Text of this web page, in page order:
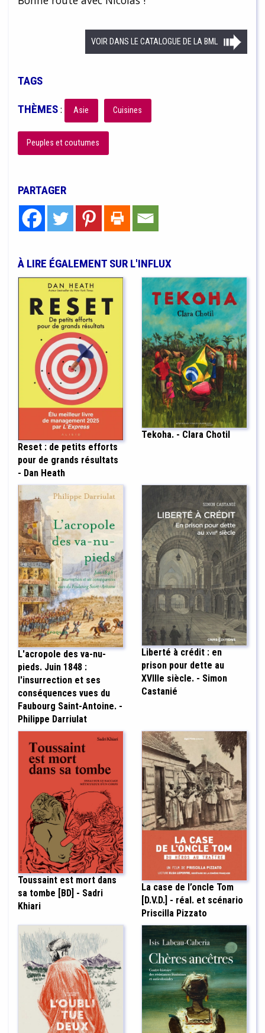
VOIR DANS LE CATALOGUE DE LA BML
TAGS
THÈMES: Asie Cuisines
Peuples et coutumes
PARTAGER
À LIRE ÉGALEMENT SUR L'INFLUX
Reset : de petits efforts
pour de grands résultats
- Dan Heath
Tekoha. - Clara Chotil
L'acropole des va-nu-
pieds. Juin 1848 :
l'insurrection et ses
conséquences vues du
Faubourg Saint-Antoine. -
Philippe Darriulat
Liberté à crédit : en
prison pour dette au
XVIIIe siècle. - Simon
Castanié
Toussaint est mort dans
sa tombe [BD] - Sadri
Khiari
La case de l’oncle Tom
[D.V.D.] - réal. et scénario
Priscilla Pizzato